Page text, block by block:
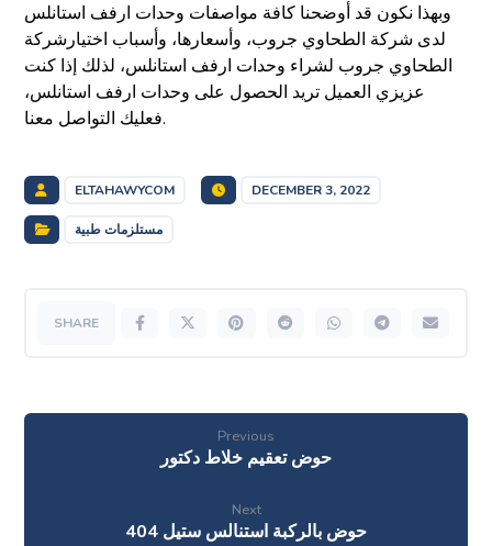
وبهذا نكون قد أوضحنا كافة مواصفات وحدات ارفف استانلس
لدى شركة الطحاوي جروب، وأسعارها، وأسباب اختيارشركة
الطحاوي جروب لشراء وحدات ارفف استانلس، لذلك إذا كنت
عزيزي العميل تريد الحصول على وحدات ارفف استانلس،
فعليك التواصل معنا.
ELTAHAWYCOM DECEMBER 3, 2022
مستلزمات طبية
Previous
حوض تعقيم خلاط دكتور
Next
حوض بالركبة استنالس ستيل 404